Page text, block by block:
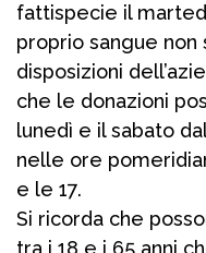
fattispecie il
proprio sangue
disposizioni
che le donazioni
lunedì e il sabato
nelle ore
e le 17.
Si ricorda che
tra i 18 e i 65 anni